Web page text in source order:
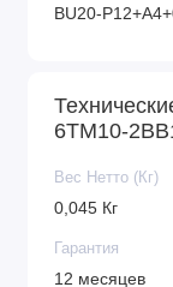
BU20-
6TM10-
Вес Нетто (Кг)
0,045 Кг
Гарантия
12 месяцев